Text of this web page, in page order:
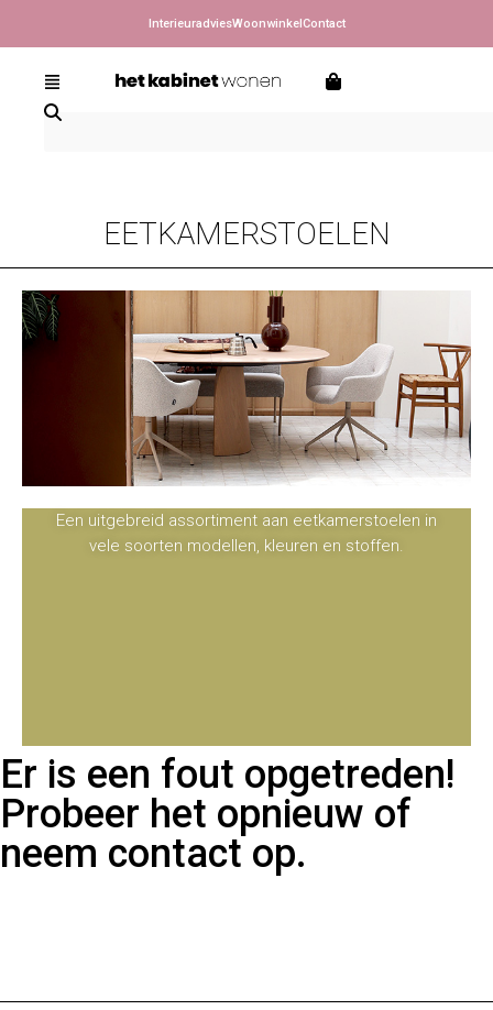
InterieuradviesWoonwinkelContact
EETKAMERSTOELEN
Een uitgebreid assortiment aan eetkamerstoelen in
vele soorten modellen, kleuren en stoffen.
Er is een fout opgetreden!
Probeer het opnieuw of
neem contact op.